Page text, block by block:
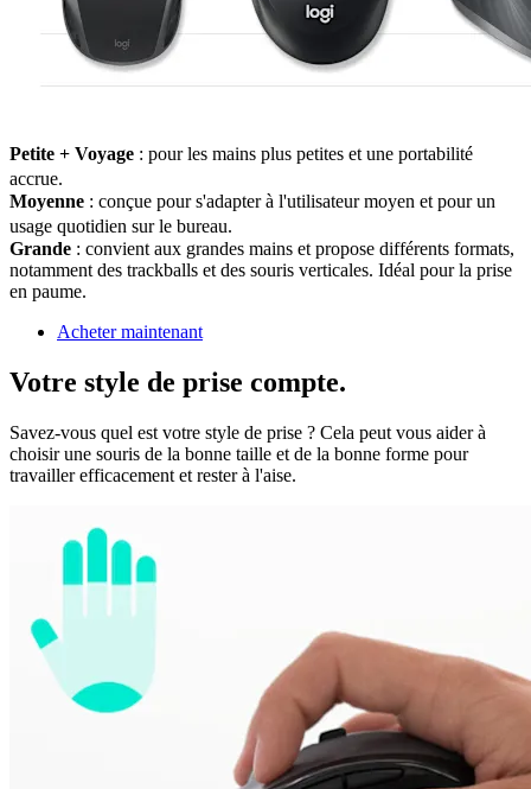
Petite + Voyage : pour les mains plus petites et une portabilité
accrue.
Moyenne : conçue pour s'adapter à l'utilisateur moyen et pour un
usage quotidien sur le bureau.
Grande : convient aux grandes mains et propose différents formats,
notamment des trackballs et des souris verticales. Idéal pour la prise
en paume.
Acheter maintenant
Votre style de prise compte.
Savez-vous quel est votre style de prise ? Cela peut vous aider à
choisir une souris de la bonne taille et de la bonne forme pour
travailler efficacement et rester à l'aise.